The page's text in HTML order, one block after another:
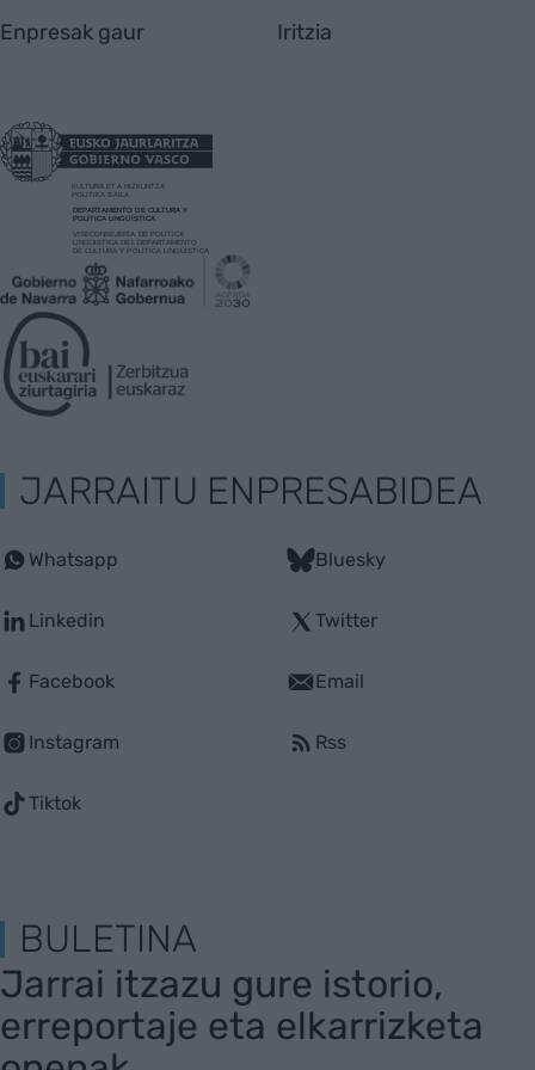
Enpresak gaur Iritzia
JARRAITU ENPRESABIDEA
Whatsapp
Linkedin
Facebook
Instagram
Tiktok
Bluesky
Twitter
Email
Rss
BULETINA
Jarrai itzazu gure istorio,
erreportaje eta elkarrizketa